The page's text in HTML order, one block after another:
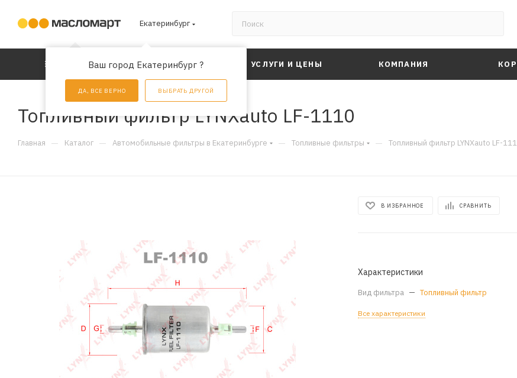
Екатеринбург
Ваш город Екатеринбург ?
ДА, ВСЕ ВЕРНО ВЫБРАТЬ ДРУГОЙ
КАТАЛОГ АКЦИИ УСЛУГИ И ЦЕНЫ КОМПАНИЯ
Топливный фильтр LYNXauto LF-1110
Главная — Каталог — Автомобильные фильтры в Екатеринбурге — Топливные фильтры — Топливный фильтр LYNXauto LF-
В ИЗБРАННОЕ СРАВНИТЬ
Характеристики
Вид фильтра — Топливный фильтр
Все характеристики